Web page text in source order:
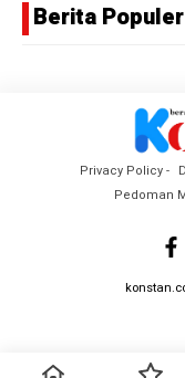
Berita Populer
Privacy Policy
Pedoman